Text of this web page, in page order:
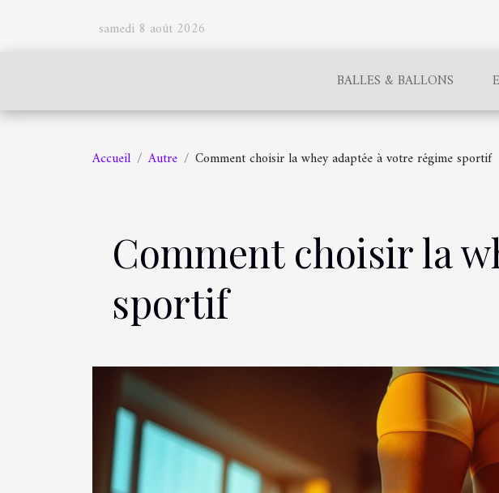
samedi 8 août 2026
BALLES & BALLONS
Accueil Autre Comment choisir la whey adaptée à votre régime sportif
Comment choisir la
sportif